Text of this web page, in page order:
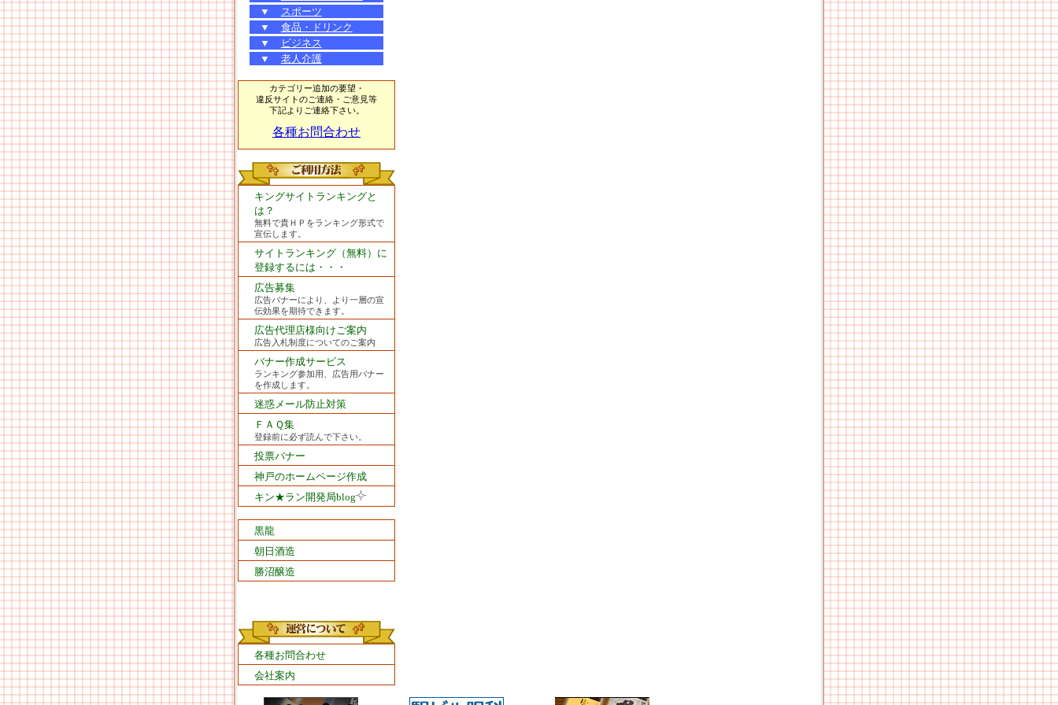
▼
スポーツ
▼
食品・ドリンク
▼
ビジネス
▼
老人介護
カテゴリー追加の要望・
違反サイトのご連絡・ご意見等
下記よりご連絡下さい。
各種お問合わせ
キングサイトランキングと
は？
無料で貴ＨＰをランキング形式で
宣伝します。
サイトランキング（無料）に
登録するには・・・
広告募集
広告バナーにより、より一層の宣
伝効果を期待できます。
広告代理店様向けご案内
広告入札制度についてのご案内
バナー作成サービス
ランキング参加用、広告用バナー
を作成します。
迷惑メール防止対策
ＦＡＱ集
登録前に必ず読んで下さい。
投票バナー
神戸のホームページ作成
キン★ラン開発局blog
黒龍
朝日酒造
勝沼醸造
各種お問合わせ
会社案内